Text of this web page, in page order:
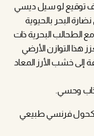
توقيع لو سيل ديسي
البحر بالحيوية
الطحالب البحرية ذات
التوازن الأرضي
إلى خشب الأرز المعاد
وحسي.
ذلك كحول فرنسي طبيعي